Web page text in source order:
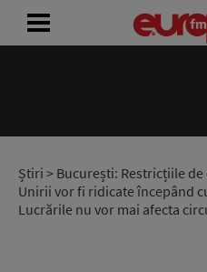
Știri > București: Restricțiile
Unirii vor fi ridicate începând
Lucrările nu vor mai afecta
RADIO
CONCURSURI